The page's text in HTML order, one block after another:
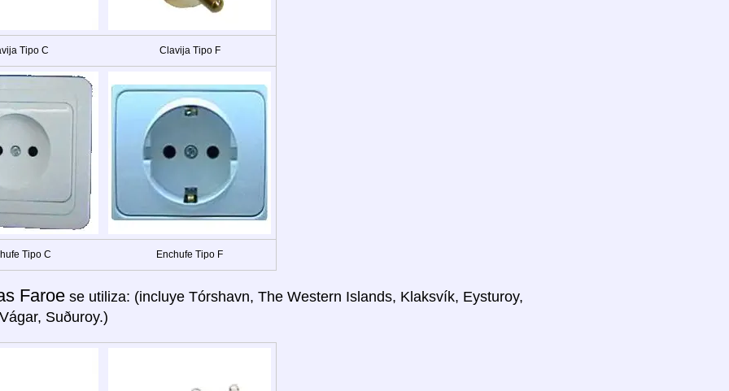
Tipo C Clavija Tipo F
Tipo C Enchufe Tipo F
Faroe se utiliza: (incluye Tórshavn, The Western Islands, Klaksvík, Eysturoy,
Suðuroy.)